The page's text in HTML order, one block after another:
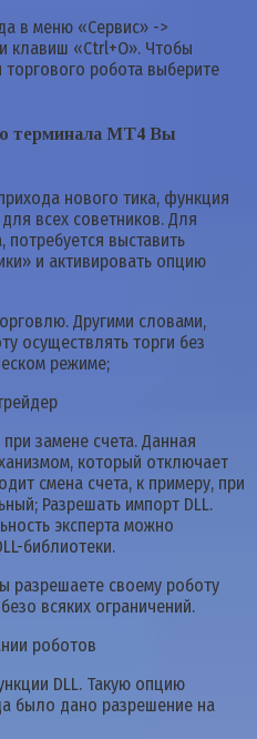
в меню «Сервис» ->
клавиш «Ctrl+O». Чтобы
робота выберите
терминала МТ4 Вы
нового тика, функция
всех советников. Для
выставить
и активировать опцию
Другими словами,
осуществлять торги без
режиме;
замене счета. Данная
который отключает
смена счета, к примеру, при
Разрешать импорт DLL.
эксперта можно
библиотеки.
разрешаете своему роботу
всяких ограничений.
DLL. Такую опцию
было дано разрешение на